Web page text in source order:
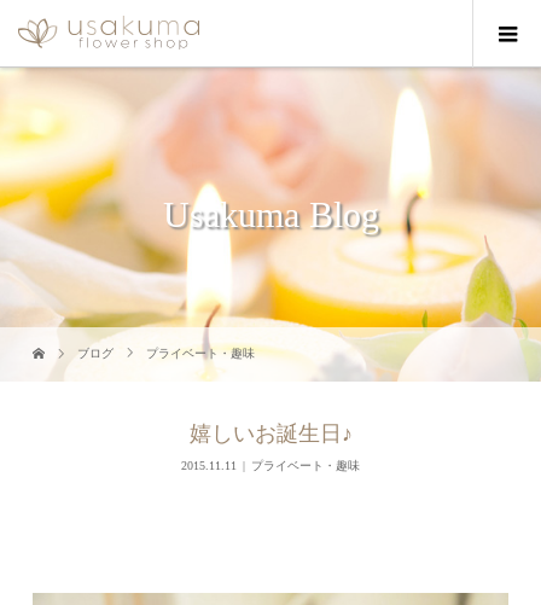
Usakuma Blog
ブログ プライベート・趣味
嬉しいお誕生日♪
2015.11.11 プライベート・趣味